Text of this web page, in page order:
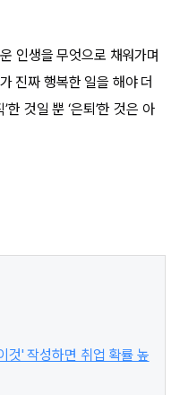
인생을 무엇으로 채워가며
진짜 행복한 일을 해야 더
한 것일 뿐 ‘은퇴’한 것은 아
것' 작성하면 취업 확률 높